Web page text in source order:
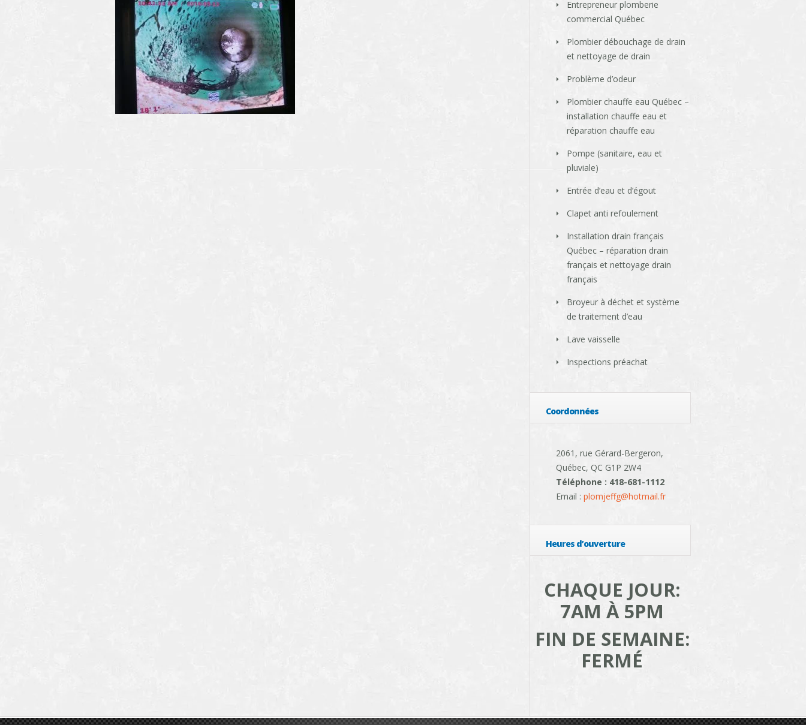
Entrepreneur plomberie
commercial Québec
Plombier débouchage de drain
et nettoyage de drain
Problème d’odeur
Plombier chauffe eau Québec –
installation chauffe eau et
réparation chauffe eau
Pompe (sanitaire, eau et
pluviale)
Entrée d’eau et d’égout
Clapet anti refoulement
Installation drain français
Québec – réparation drain
français et nettoyage drain
français
Broyeur à déchet et système
de traitement d’eau
Lave vaisselle
Inspections préachat
Coordonnées
2061, rue Gérard-Bergeron,
Québec, QC G1P 2W4
Téléphone : 418-681-1112
Email : plomjeffg@hotmail.fr
Heures d’ouverture
CHAQUE JOUR:
7AM À 5PM
FIN DE SEMAINE:
FERMÉ